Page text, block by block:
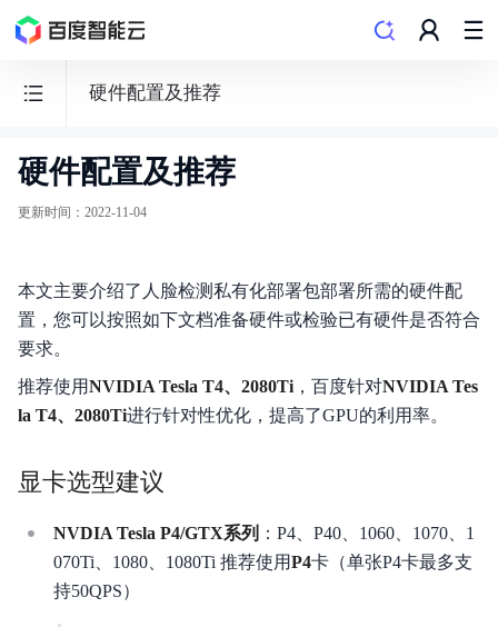
硬件配置及推荐
人
脸
文档导览
API文档
人脸实名认证方案
人脸意愿核身H5方案
硬件配置及推荐
更新时间 ： 2022-11-04
本文主要介绍了人脸检测私有化部署包部署所需的硬件配
置，您可以按照如下文档准备硬件或检验已有硬件是否符合
要求。
推荐使用NVIDIA Tesla T4、2080Ti ，百度针对NVIDIA Tes
la T4、2080Ti进行针对性优化，提高了GPU的利用率。
显卡选型建议
NVDIA Tesla P4/GTX系列 ：P4、P40、1060、1070、1
070Ti、1080、1080Ti 推荐使用P4卡（单张P4卡最多支
持50QPS）